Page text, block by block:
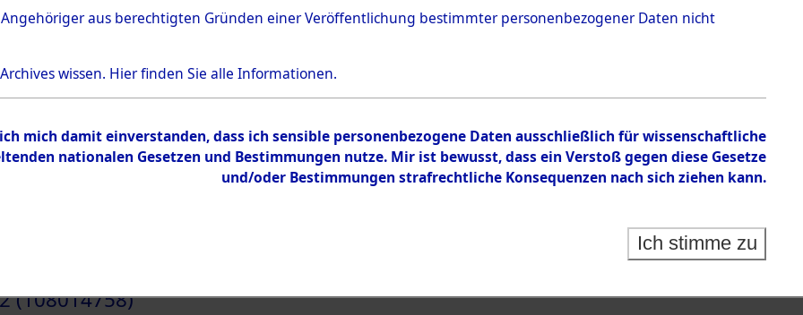
Die Personalien des Effekteneigentümers wurden nach der ursprünglichen Inventarisierung
(108014758)
Angehöriger aus berechtigten Gründen einer Veröffentlichung bestimmter personenbezogener Daten nicht
wissen. Hierfinden Sie alle Informationen.
mich damit einverstanden, dass ich sensible personenbezogene Daten ausschließlich für wissenschaftliche
nationalen Gesetzen und Bestimmungen nutze. Mir ist bewusst, dass ein Verstoß gegen diese Gesetze
und/oder Bestimmungen strafrechtliche Konsequenzen nach sich ziehen kann.
Ich stimme zu